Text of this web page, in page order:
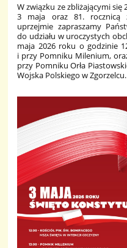
W związku ze zbliżającymi
3 maja oraz 81. rocznicą
uprzejmie zapraszamy
do udziału w uroczystych
maja 2026 roku o godzinie
i przy Pomniku Milenium,
przy Pomniku Orła
Wojska Polskiego w Zgorzelcu.